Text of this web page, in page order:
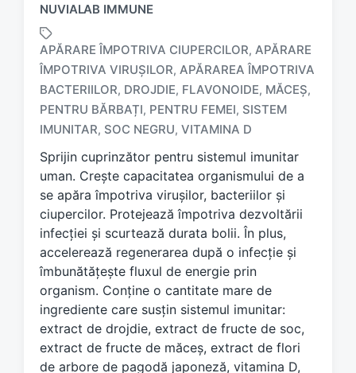
NUVIALAB IMMUNE
T
a
g
e
d
w
h
APĂRARE ÎMPOTRIVA CIUPERCILOR, APĂRARE
ÎMPOTRIVA VIRUȘILOR, APĂRAREA ÎMPOTRIVA
BACTERIILOR, DROJDIE, FLAVONOIDE, MĂCEȘ,
PENTRU BĂRBAȚI, PENTRU FEMEI, SISTEM
IMUNITAR, SOC NEGRU, VITAMINA D
Sprijin cuprinzător pentru sistemul imunitar
uman. Crește capacitatea organismului de a
se apăra împotriva virușilor, bacteriilor și
ciupercilor. Protejează împotriva dezvoltării
infecției și scurtează durata bolii. În plus,
accelerează regenerarea după o infecție și
îmbunătățește fluxul de energie prin
organism. Conține o cantitate mare de
ingrediente care susțin sistemul imunitar:
extract de drojdie, extract de fructe de soc,
extract de fructe de măceș, extract de flori
de arbore de pagodă japoneză, vitamina D,